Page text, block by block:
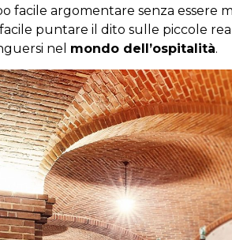
facile argomentare senza essere
puntare il dito sulle piccole
nel mondo dell’ospitalità.